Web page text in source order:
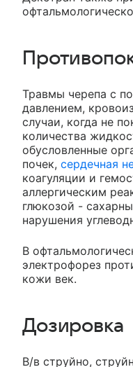
Травмы черепа с
давлением,
случаи, когда не
количества
обусловленные
почек, сердечная
коагуляции и
аллергическим
глюкозой -
нарушения
В
электрофорез
кожи век.
Дозировка
В/в струйно,